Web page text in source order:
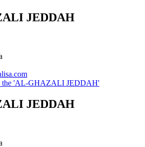
JEDDAH
the 'AL-GHAZALI JEDDAH'
JEDDAH